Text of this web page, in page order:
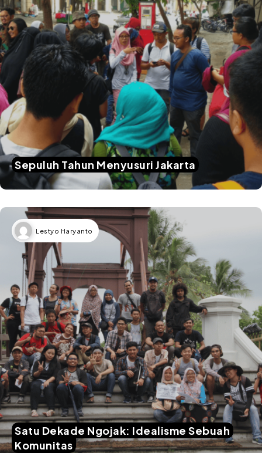
Sepuluh Tahun Menyusuri Jakarta
Lestyo Haryanto
Satu Dekade Ngojak: Idealisme Sebuah
Komunitas